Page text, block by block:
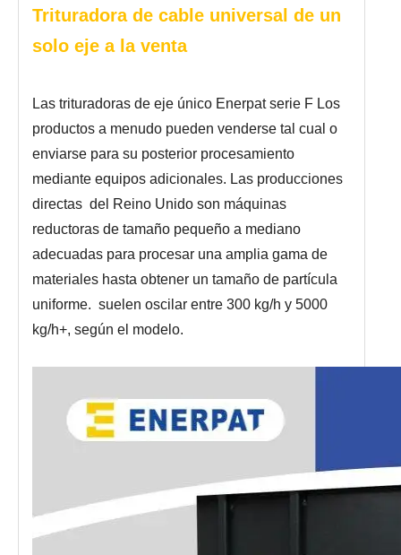
Trituradora de cable universal de un
solo eje a la venta
Las trituradoras de eje único Enerpat serie F Los
productos a menudo pueden venderse tal cual o
enviarse para su posterior procesamiento
mediante equipos adicionales. Las producciones
directas del Reino Unido son máquinas
reductoras de tamaño pequeño a mediano
adecuadas para procesar una amplia gama de
materiales hasta obtener un tamaño de partícula
uniforme. suelen oscilar entre 300 kg/h y 5000
kg/h+, según el modelo.